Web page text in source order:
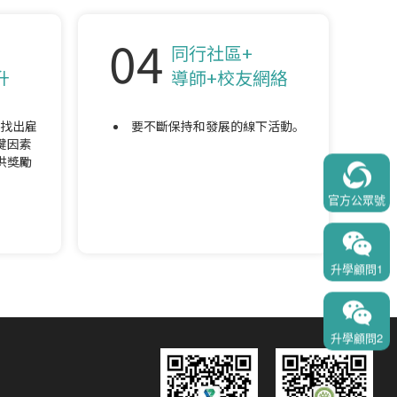
官方公眾號
升學顧問1
升學顧問2
出雇
因素
獎勵
04 同行社區+
導師+校友網絡
要不斷保持和發展的線下活動。